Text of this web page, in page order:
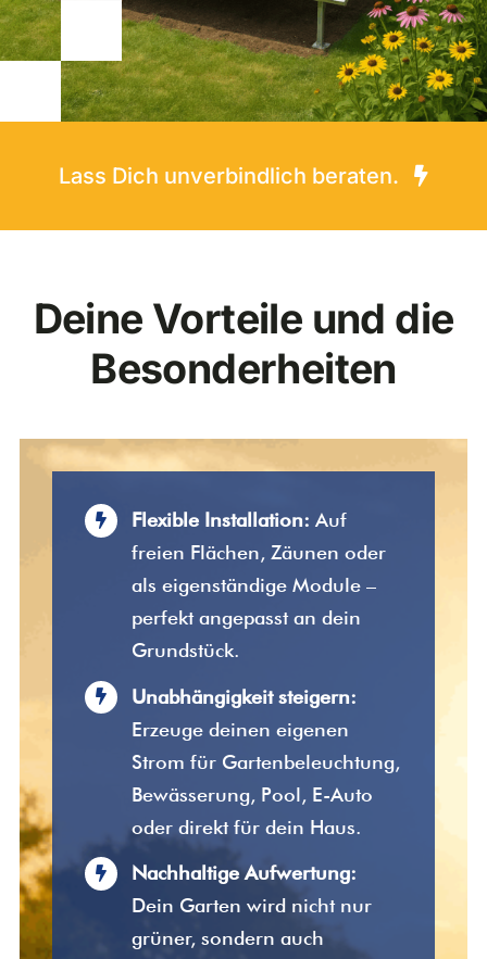
Lass Dich unverbindlich beraten.
Deine Vorteile und die
Besonderheiten
Flexible Installation: Auf
freien Flächen, Zäunen oder
als eigenständige Module –
perfekt angepasst an dein
Grundstück.
Unabhängigkeit steigern:
Erzeuge deinen eigenen
Strom für Gartenbeleuchtung,
Bewässerung, Pool, E-Auto
oder direkt für dein Haus.
Nachhaltige Aufwertung:
Dein Garten wird nicht nur
grüner, sondern auch